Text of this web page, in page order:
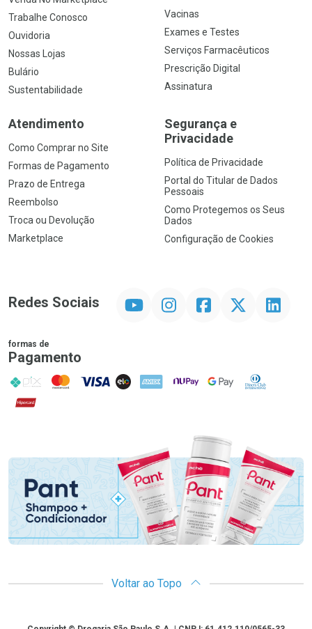
Trabalhe Conosco
Ouvidoria
Nossas Lojas
Bulário
Sustentabilidade
Vacinas
Exames e Testes
Serviços Farmacêuticos
Prescrição Digital
Assinatura
Atendimento
Como Comprar no Site
Formas de Pagamento
Prazo de Entrega
Reembolso
Troca ou Devolução
Marketplace
Segurança e
Privacidade
Política de Privacidade
Portal do Titular de Dados
Pessoais
Como Protegemos os Seus
Dados
Configuração de Cookies
Redes Sociais InstagramFacebookTwitter Linkedin
formas de
Pagamento
PIX MasterCard
VISA ELO AMEX NuPay Google PayDiners Club
Hipercard
Promoção em Destaque
Voltar ao Topo
Copyright